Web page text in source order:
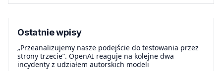
Ostatnie wpisy
„Przeanalizujemy nasze podejście do testowania przez
strony trzecie”. OpenAI reaguje na kolejne dwa
incydenty z udziałem autorskich modeli